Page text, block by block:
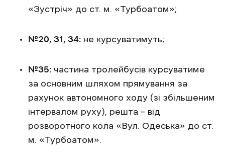
«Зустріч» до ст. м. «Турбоатом»;
№20, 31, 34: не курсуватимуть;
№35: частина тролейбусів курсуватиме
за основним шляхом прямування за
рахунок автономного ходу (зі збільшеним
інтервалом руху), решта – від
розворотного кола «Вул. Одеська» до ст.
м. «Турбоатом».